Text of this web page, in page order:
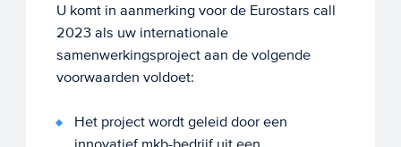
U komt in aanmerking voor de Eurostars call
2023 als uw internationale
samenwerkingsproject aan de volgende
voorwaarden voldoet:
Het project wordt geleid door een